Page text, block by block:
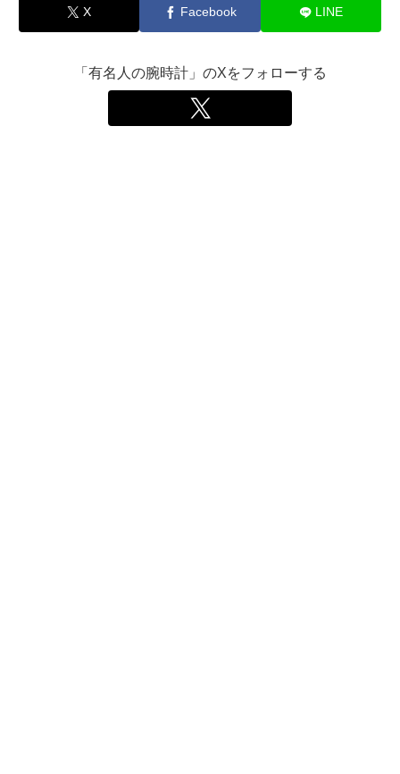
X Facebook LINE
「有名人の腕時計」のXをフォローする